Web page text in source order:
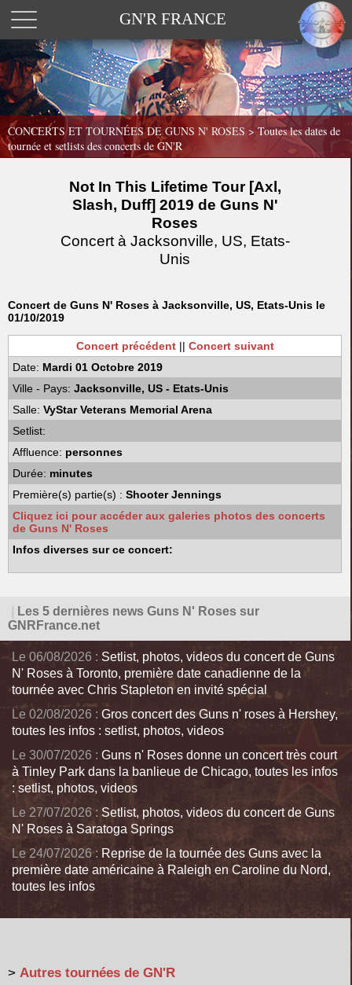
GN'R FRANCE
CONCERTS ET TOURNÉES DE GUNS N' ROSES > Toutes les dates de
tournée et setlists des concerts de GN'R
Not In This Lifetime Tour [Axl,
Slash, Duff] 2019 de Guns N'
Roses
Concert à Jacksonville, US, Etats-
Unis
Concert de Guns N' Roses à Jacksonville, US, Etats-Unis le
01/10/2019
Concert précédent|| Concert suivant
Date: Mardi 01 Octobre 2019
Ville - Pays:Jacksonville, US - Etats-Unis
Salle:VyStar Veterans Memorial Arena
Setlist:
Affluence: personnes
Durée: minutes
Première(s) partie(s) :Shooter Jennings
Cliquez ici pour accéder aux galeries photos des concerts
de Guns N' Roses
Infos diverses sur ce concert:
Les 5 dernières news Guns N' Roses sur
GNRFrance.net
Le 06/08/2026 : Setlist, photos, videos du concert de Guns
N' Roses à Toronto, première date canadienne de la
tournée avec Chris Stapleton en invité spécial
Le 02/08/2026 : Gros concert des Guns n' roses à Hershey,
toutes les infos : setlist, photos, videos
Le 30/07/2026 : Guns n' Roses donne un concert très court
à Tinley Park dans la banlieue de Chicago, toutes les infos
: setlist, photos, videos
Le 27/07/2026 : Setlist, photos, videos du concert de Guns
N' Roses à Saratoga Springs
Le 24/07/2026 : Reprise de la tournée des Guns avec la
première date américaine à Raleigh en Caroline du Nord,
toutes les infos
> Autres tournées de GN'R